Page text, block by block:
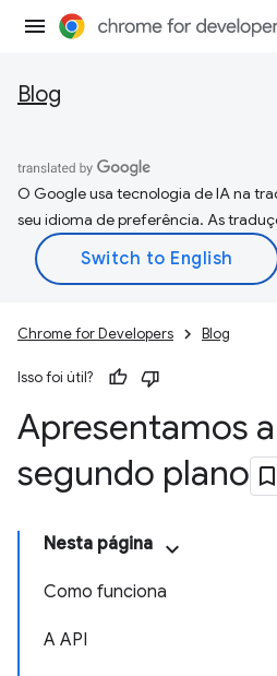
Blog
O Google usa tecnologia de IA na
seu idioma de preferência. As
Chrome for Developers Blog
Isso foi útil?
Apresentamos
segundo plano
Nesta página
Como funciona
A API